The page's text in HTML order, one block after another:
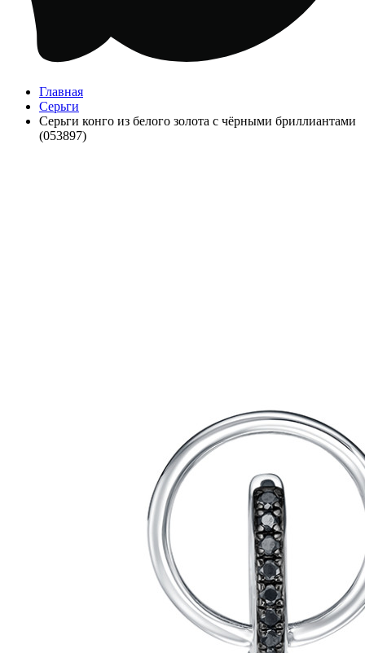
Главная
Серьги
Серьги конго из белого золота с чёрными бриллиантами
(053897)